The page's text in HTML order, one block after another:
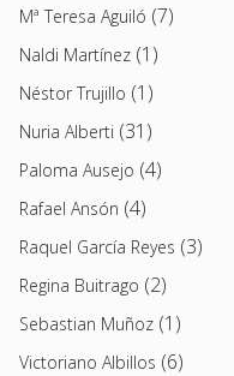
Mª Teresa Aguiló (7)
Naldi Martínez (1)
Néstor Trujillo (1)
Nuria Alberti (31)
Paloma Ausejo (4)
Rafael Ansón (4)
Raquel García Reyes (3)
Regina Buitrago (2)
Sebastian Muñoz (1)
Victoriano Albillos (6)